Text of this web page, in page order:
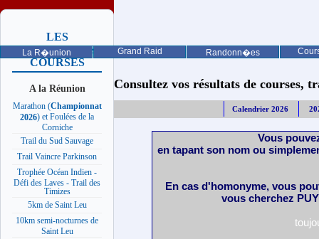
La R�union Grand Raid Randonn�es
LES
PROCHAINES
COURSES
A la Réunion
Marathon (Championnat
2026) et Foulées de la
Corniche
Trail du Sud Sauvage
Trail Vaincre Parkinson
Trophée Océan Indien -
Défi des Laves - Trail des
Timizes
5km de Saint Leu
10km semi-nocturnes de
Saint Leu
Consultez vos résultats de courses,
Calendrier 2026
Vous
en tapant son nom ou
En cas d'homonyme, vous
vous cherchez